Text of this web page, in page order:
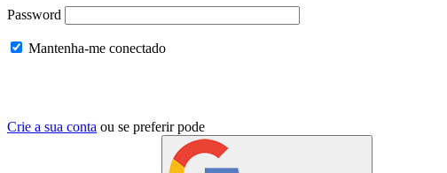
Password
Mantenha-me conectado
Crie a sua conta ou se preferir pode